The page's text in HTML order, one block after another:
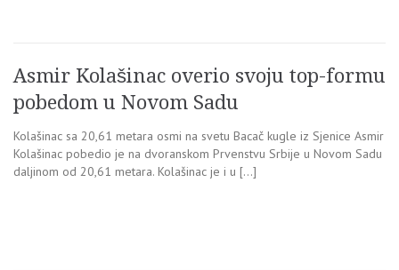
Asmir Kolašinac overio svoju top-formu
pobedom u Novom Sadu
Kolašinac sa 20,61 metara osmi na svetu Bacač kugle iz Sjenice Asmir
Kolašinac pobedio je na dvoranskom Prvenstvu Srbije u Novom Sadu
daljinom od 20,61 metara. Kolašinac je i u […]